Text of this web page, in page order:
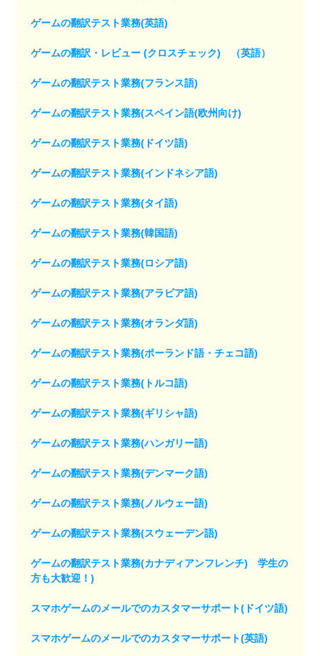
ゲームの翻訳テスト業務(英語)
ゲームの翻訳・レビュー (クロスチェック) （英語）
ゲームの翻訳テスト業務(フランス語)
ゲームの翻訳テスト業務(スペイン語(欧州向け)
ゲームの翻訳テスト業務(ドイツ語)
ゲームの翻訳テスト業務(インドネシア語)
ゲームの翻訳テスト業務(タイ語)
ゲームの翻訳テスト業務(韓国語)
ゲームの翻訳テスト業務(ロシア語)
ゲームの翻訳テスト業務(アラビア語)
ゲームの翻訳テスト業務(オランダ語)
ゲームの翻訳テスト業務(ポーランド語・チェコ語)
ゲームの翻訳テスト業務(トルコ語)
ゲームの翻訳テスト業務(ギリシャ語)
ゲームの翻訳テスト業務(ハンガリー語)
ゲームの翻訳テスト業務(デンマーク語)
ゲームの翻訳テスト業務(ノルウェー語)
ゲームの翻訳テスト業務(スウェーデン語)
ゲームの翻訳テスト業務(カナディアンフレンチ) 学生の
方も大歓迎！)
スマホゲームのメールでのカスタマーサポート(ドイツ語)
スマホゲームのメールでのカスタマーサポート(英語)